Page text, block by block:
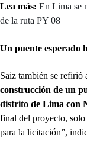
Lea más: En Lima se
de la ruta PY 08
Un puente esperado
Saiz también se refirió
construcción de un
distrito de Lima con
final del proyecto,
para la licitación”,